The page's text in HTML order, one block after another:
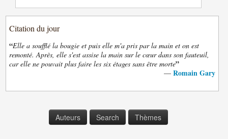
Citation du jour
“Elle a soufflé la bougie et puis elle m'a pris par la main et on est
remonté. Après, elle s'est assise la main sur le cœur dans son fauteuil,
car elle ne pouvait plus faire les six étages sans être morte”
— Romain Gary
Auteurs Search Thèmes